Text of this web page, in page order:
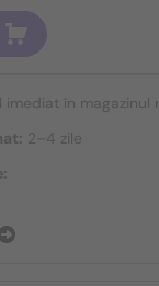
imediat în magazinul
2–4 zile